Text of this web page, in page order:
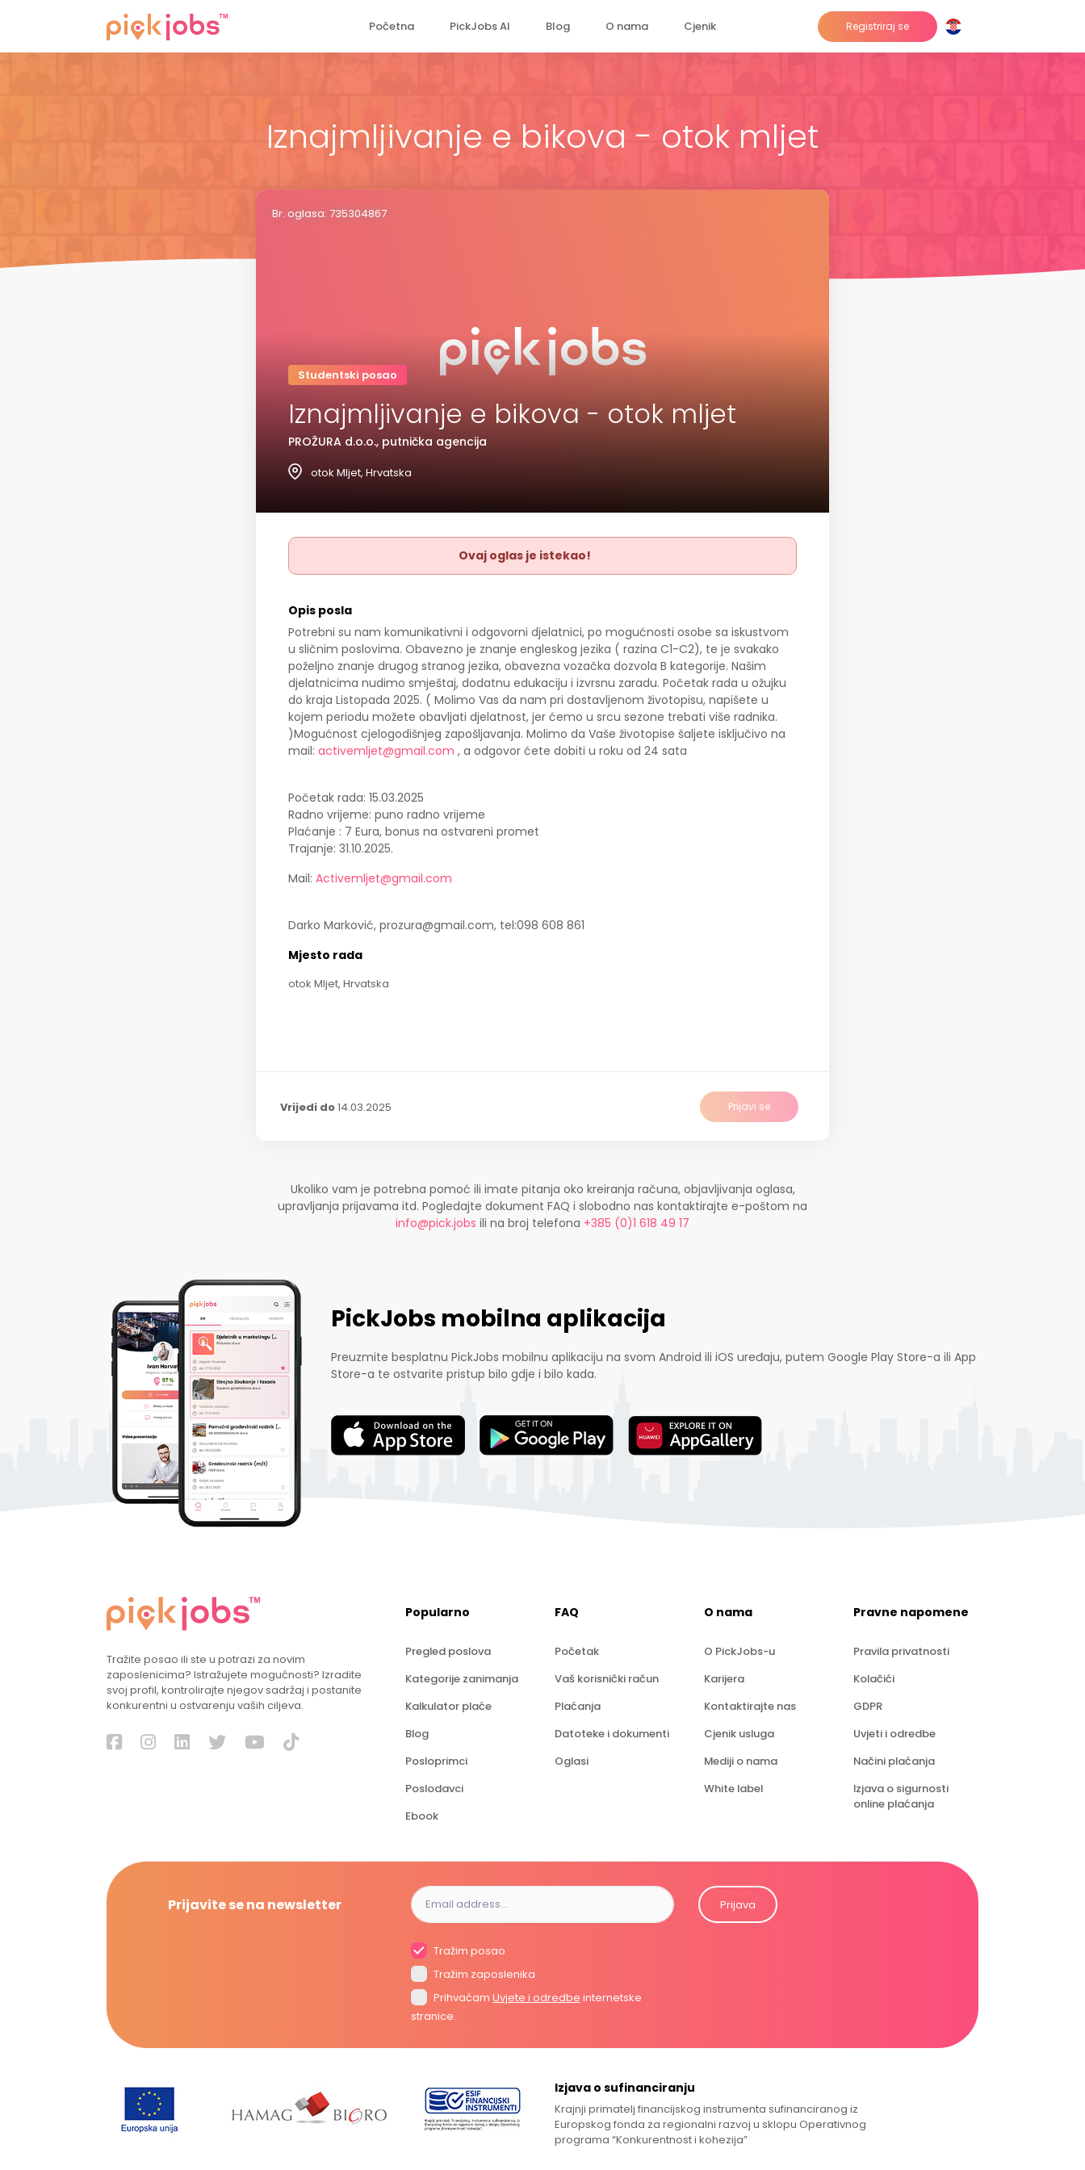
Početna PickJobs AI Blog O nama Cjenik Registriraj se
Iznajmljivanje e bikova - otok mljet
Br. oglasa: 735304867
Studentski posao
Iznajmljivanje e bikova - otok mljet
PROŽURA d.o.o., putnička agencija
otok Mljet, Hrvatska
Ovaj oglas je istekao!
Opis posla
Potrebni su nam komunikativni i odgovorni djelatnici, po mogućnosti osobe sa iskustvom
u sličnim poslovima. Obavezno je znanje engleskog jezika ( razina C1-C2), te je svakako
poželjno znanje drugog stranog jezika, obavezna vozačka dozvola B kategorije. Našim
djelatnicima nudimo smještaj, dodatnu edukaciju i izvrsnu zaradu. Početak rada u ožujku
do kraja Listopada 2025. ( Molimo Vas da nam pri dostavljenom životopisu, napišete u
kojem periodu možete obavljati djelatnost, jer ćemo u srcu sezone trebati više radnika.
)Mogućnost cjelogodišnjeg zapošljavanja. Molimo da Vaše životopise šaljete isključivo na
mail: activemljet@gmail.com , a odgovor ćete dobiti u roku od 24 sata
Početak rada: 15.03.2025
Radno vrijeme: puno radno vrijeme
Plaćanje : 7 Eura, bonus na ostvareni promet
Trajanje: 31.10.2025.
Mail: Activemljet@gmail.com
Darko Marković, prozura@gmail.com, tel:098 608 861
Mjesto rada
otok Mljet, Hrvatska
Vrijedi do14.03.2025 Prijavi se
Ukoliko vam je potrebna pomoć ili imate pitanja oko kreiranja računa, objavljivanja oglasa,
upravljanja prijavama itd. Pogledajte dokument FAQ i slobodno nas kontaktirajte e-poštom na
info@pick.jobs ili na broj telefona +385 (0)1 618 49 17
PickJobs mobilna aplikacija
Preuzmite besplatnu PickJobs mobilnu aplikaciju na svom Android ili iOS uređaju, putem Google Play Store-a ili App
Store-a te ostvarite pristup bilo gdje i bilo kada.
Tražite posao ili ste u potrazi za novim
zaposlenicima? Istražujete mogućnosti? Izradite
svoj profil, kontrolirajte njegov sadržaj i postanite
konkurentni u ostvarenju vaših ciljeva.
Popularno
Pregled poslova
Kategorije zanimanja
Kalkulator plaće
Blog
Posloprimci
Poslodavci
Ebook
FAQ
Početak
Vaš korisnički račun
Plaćanja
Datoteke i dokumenti
Oglasi
O nama
O PickJobs-u
Karijera
Kontaktirajte nas
Cjenik usluga
Mediji o nama
White label
Pravne napomene
Pravila privatnosti
Kolačići
GDPR
Uvjeti i odredbe
Načini plaćanja
Izjava o sigurnosti
online plaćanja
Prijavite se na newsletter
Tražim posao
Tražim zaposlenika
Prihvaćam Uvjete i odredbe internetske
stranice.
Prijava
Izjava o sufinanciranju
Krajnji primatelj financijskog instrumenta sufinanciranog iz
Europskog fonda za regionalni razvoj u sklopu Operativnog
programa “Konkurentnost i kohezija”